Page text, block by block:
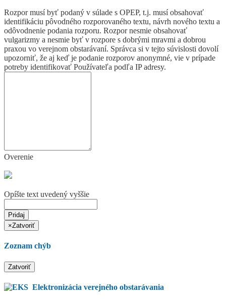
Rozpor musí byť podaný v súlade s OPEP, t.j. musí obsahovať
identifikáciu pôvodného rozporovaného textu, návrh nového textu a
odôvodnenie podania rozporu. Rozpor nesmie obsahovať
vulgarizmy a nesmie byť v rozpore s dobrými mravmi a dobrou
praxou vo verejnom obstarávaní. Správca si v tejto súvislosti dovolí
upozorniť, že aj keď je podanie rozporov anonymné, vie v prípade
potreby identifikovať Používateľa podľa IP adresy.
Overenie
Opíšte text uvedený vyššie
Pridaj
×Zatvoriť
Zoznam chýb
Zatvoriť
Elektronizácia verejného obstarávania